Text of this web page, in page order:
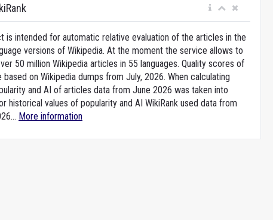
is intended for automatic relative evaluation of the articles in the
versions of Wikipedia. At the moment the service allows to
50 million Wikipedia articles in 55 languages. Quality scores of
based on Wikipedia dumps from July, 2026. When calculating
and AI of articles data from June 2026 was taken into
historical values of popularity and AI WikiRank used data from
More information